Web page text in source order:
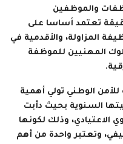
والموظفين
تعتمد أساسا على
المزاولة، والأقدمية في
المهنيين للموظفة
للأمن الوطني تولي أهمية
السنوية بحيث دأبت
الاعتيادي، وذلك لكونها
وتعتبر واحدة من أهم